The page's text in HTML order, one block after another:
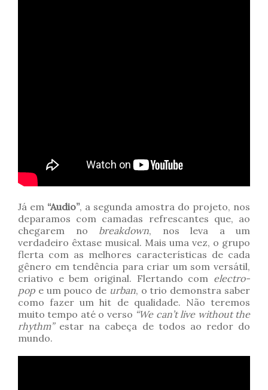
Já em “Audio”, a segunda amostra do projeto, nos
deparamos com camadas refrescantes que, ao
chegarem no breakdown, nos leva a um
verdadeiro êxtase musical. Mais uma vez, o grupo
flerta com as melhores características de cada
gênero em tendência para criar um som versátil,
criativo e bem original. Flertando com electro-
pop e um pouco de urban, o trio demonstra saber
como fazer um hit de qualidade. Não teremos
muito tempo até o verso “We can’t live without the
rhythm”estar na cabeça de todos ao redor do
mundo.